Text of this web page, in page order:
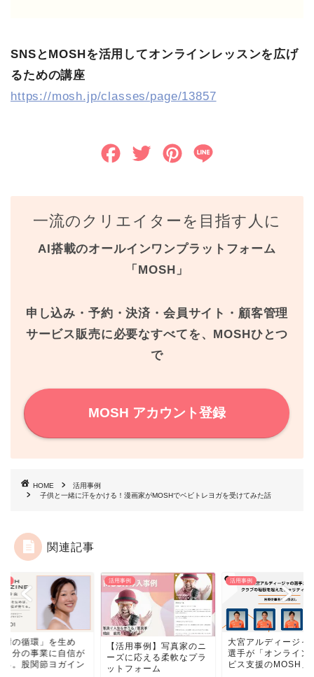
SNSとMOSHを活用してオンラインレッスンを広げ
るための講座
https://mosh.jp/classes/page/13857
e
b
k
t
t
t
s
e
一流のクリエイターを目指す人に
AI搭載のオールインワンプラットフォーム
「MOSH」
申し込み・予約・決済・会員サイト・顧客管理
サービス販売に必要なすべてを、MOSHひとつ
で
MOSH アカウント登録
HOME
活用事例
子供と一緒に汗をかける！漫画家がMOSHでベビトレヨガを受けてみた話
関連記事
謝の循環」を生め
自分の事業に自信が
る。股関節ヨガイン
活用事例
【活用事例】写真家のニ
ーズに応える柔軟なプラ
ットフォーム
活用事例
大宮アルディージャ
選手が「オンライン
ビス支援のMOSH」